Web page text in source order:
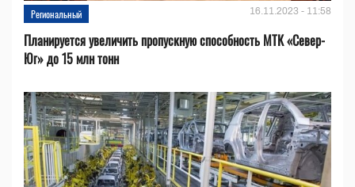
Региональный 16.11.2023 - 11:58
Планируется увеличить пропускную способность МТК «Север-
Юг» до 15 млн тонн